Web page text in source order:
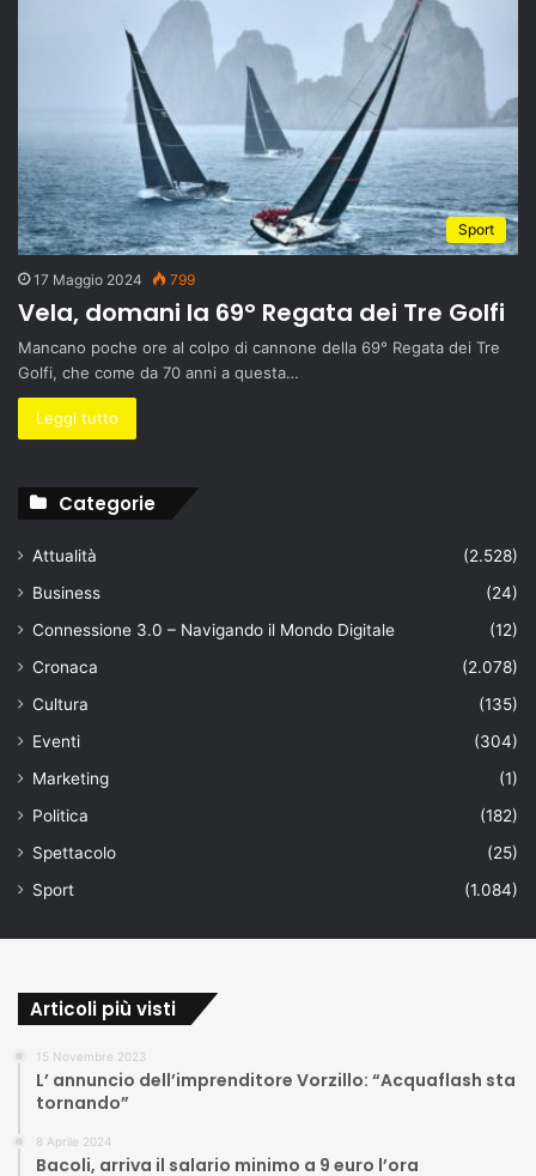
Sport
17 Maggio 2024 799
Vela, domani la 69° Regata dei Tre Golfi
Mancano poche ore al colpo di cannone della 69° Regata dei Tre
Golfi, che come da 70 anni a questa…
Leggi tutto
Categorie
Attualità
(2.528)
Business
(24)
Connessione 3.0 – Navigando il Mondo Digitale
(12)
Cronaca
(2.078)
Cultura
(135)
Eventi
(304)
Marketing
(1)
Politica
(182)
Spettacolo
(25)
Sport
(1.084)
Articoli più visti
15 Novembre 2023
L’ annuncio dell’imprenditore Vorzillo: “Acquaflash sta
tornando”
8 Aprile 2024
Bacoli, arriva il salario minimo a 9 euro l’ora